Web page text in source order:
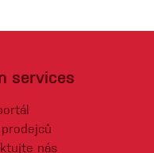
services
prodejců
nás